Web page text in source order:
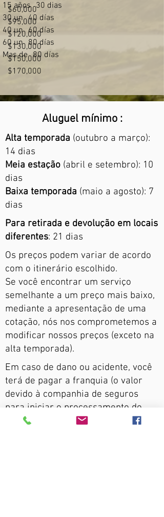
15 años 30 dias
30 un 40 días
40 un 60 días
60 un 80 días
Mas de 80 días
$60,000
$95,000
$120,000
$130,000
$150,000
$170,000
Aluguel mínimo :
Alta temporada (outubro a março):
14 dias
Meia estação (abril e setembro): 10
dias
Baixa temporada (maio a agosto): 7
dias
Para retirada e devolução em locais
diferentes: 21 dias
Os preços podem variar de acordo
com o itinerário escolhido.
Se você encontrar um serviço
semelhante a um preço mais baixo,
mediante a apresentação de uma
cotação, nós nos comprometemos a
modificar nossos preços (exceto na
alta temporada).
Em caso de dano ou acidente, você
terá de pagar a franquia (o valor
devido à companhia de seguros
para iniciar o processamento do
caso). Se o custo do reparo for